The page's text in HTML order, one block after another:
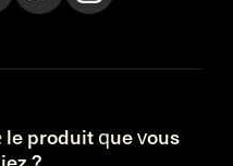
le produit que vous